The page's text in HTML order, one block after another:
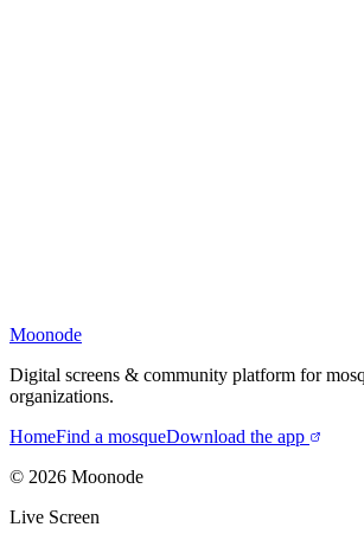
Moonode
Digital screens & community platform for
organizations.
HomeFind a mosqueDownload the app
© 2026 Moonode
Live Screen